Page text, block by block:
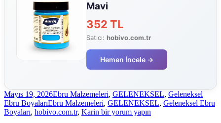
Mavi
352 TL
Satıcı: hobivo.com.tr
Hemen İncele →
Yayın
tarihi
Mayıs 19, 2026Kategoriler
Ebru Malzemeleri, GELENEKSEL, Geleneksel
Ebru BoyalarıEtiketler
Ebru Malzemeleri, GELENEKSEL, Geleneksel Ebru
Boyaları, hobivo.com.tr, Karin Karin
bir yorum yapın